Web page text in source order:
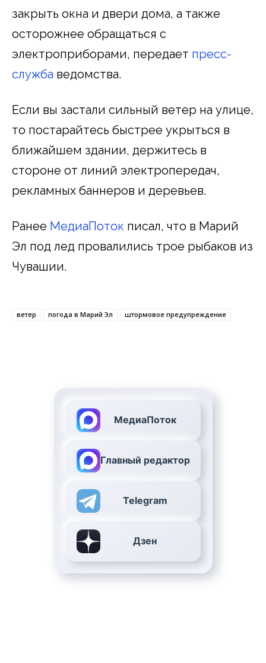
закрыть окна и двери дома, а также
осторожнее обращаться с
электроприборами, передает пресс-
служба ведомства.
Если вы застали сильный ветер на улице,
то постарайтесь быстрее укрыться в
ближайшем здании, держитесь в
стороне от линий электропередач,
рекламных баннеров и деревьев.
Ранее МедиаПоток писал, что в Марий
Эл под лед провалились трое рыбаков из
Чувашии.
ветер погода в Марий Эл штормовое предупреждение
МедиаПоток
Главный редактор
Telegram
Дзен